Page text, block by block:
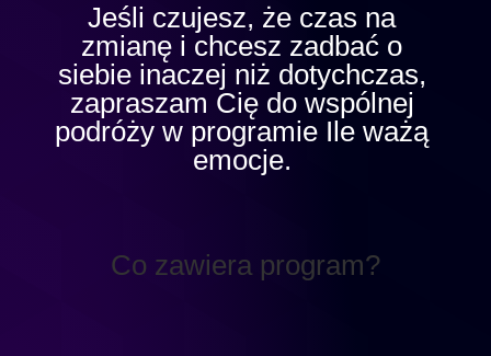
Jeśli czujesz, że czas na
zmianę i chcesz zadbać o
siebie inaczej niż dotychczas,
zapraszam Cię do wspólnej
podróży w programie Ile ważą
emocje.
Co zawiera program?